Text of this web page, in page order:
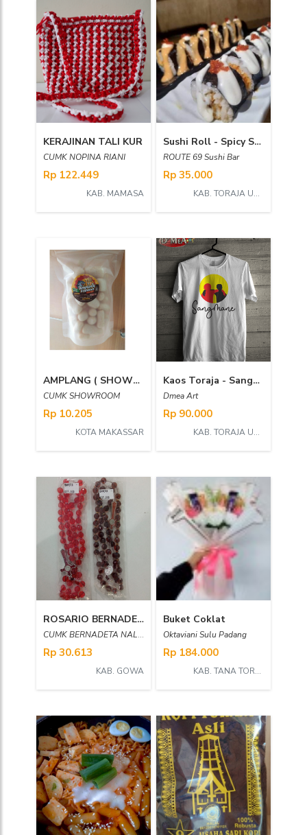
KERAJINAN TALI KUR
CUMK NOPINA RIANI
Rp 122.449
KAB. MAMASA
Sushi Roll - Spicy Salmon Roll
ROUTE 69 Sushi Bar
Rp 35.000
KAB. TORAJA UTARA
AMPLANG ( SHOWROOM )
CUMK SHOWROOM
Rp 10.205
KOTA MAKASSAR
Kaos Toraja - Sangmane
Dmea Art
Rp 90.000
KAB. TORAJA UTARA
ROSARIO BERNADETA NALUS 02
CUMK BERNADETA NALUS
Rp 30.613
KAB. GOWA
Buket Coklat
Oktaviani Sulu Padang
Rp 184.000
KAB. TANA TORAJA